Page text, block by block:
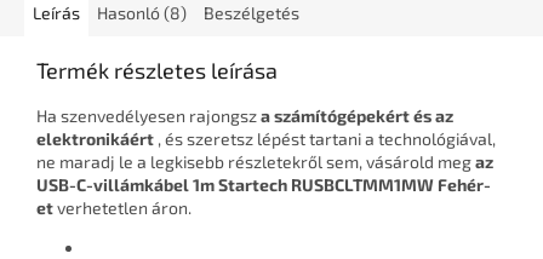
Leírás Hasonló (8) Beszélgetés
Termék részletes leírása
Ha szenvedélyesen rajongsza számítógépekért és az
elektronikáért , és szeretsz lépést tartani a technológiával,
ne maradj le a legkisebb részletekről sem, vásárold megaz
USB-C-villámkábel 1m Startech RUSBCLTMM1MW Fehér-
etverhetetlen áron.